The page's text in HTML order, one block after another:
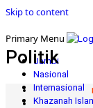
Skip to content
Primary Menu
Jambi
Nasional
Internasional
Khazanah
Politik